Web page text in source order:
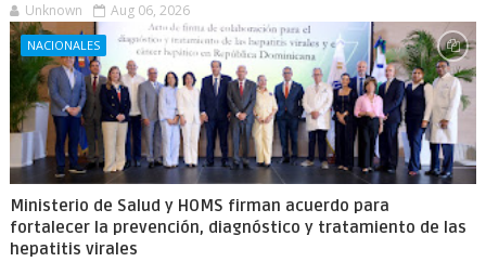
Unknown Aug 06, 2026
NACIONALES
Ministerio de Salud y HOMS firman acuerdo para
fortalecer la prevención, diagnóstico y tratamiento de las
hepatitis virales